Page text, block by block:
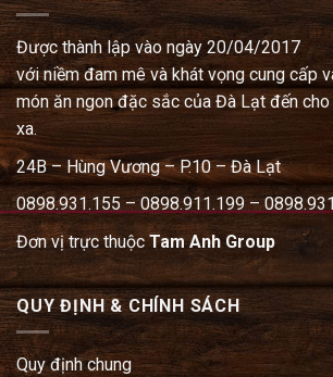
Được thành lập vào ngày 20/04/2017
với niềm đam mê và khát vọng cung cấp
món ăn ngon đặc sắc của Đà Lạt đến
xa.
24B – Hùng Vương – P.10 – Đà Lạt
0898.931.155 – 0898.911.199 –
Đơn vị trực thuộcTam Anh Group
QUY ĐỊNH & CHÍNH SÁCH
Quy định chung